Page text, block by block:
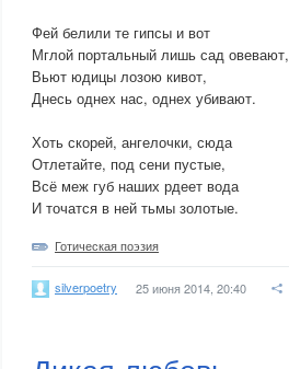
Фей белили те гипсы и вот
Мглой портальный лишь сад овевают,
Вьют юдицы лозою кивот,
Днесь однех нас, однех убивают.
Хоть скорей, ангелочки, сюда
Отлетайте, под сени пустые,
Всё меж губ наших рдеет вода
И точатся в ней тьмы золотые.
Готическая поэзия
silverpoetry 25 июня 2014, 20:40